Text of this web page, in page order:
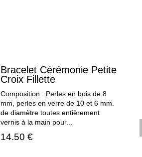
Bracelet Cérémonie Petite
Croix Fillette
Composition : Perles en bois de 8
mm, perles en verre de 10 et 6 mm.
de diamètre toutes entièrement
vernis à la main pour...
14.50 €